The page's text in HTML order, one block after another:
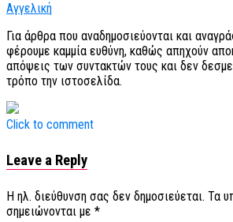
Αγγελική
Για άρθρα που αναδημοσιεύονται και
φέρουμε καμμία ευθύνη, καθώς απηχούν
απόψεις των συντακτών τους και δεν
τρόπο την ιστοσελίδα.
Click to comment
Leave a Reply
Η ηλ. διεύθυνση σας δεν δημοσιεύεται. Τα
σημειώνονται με *